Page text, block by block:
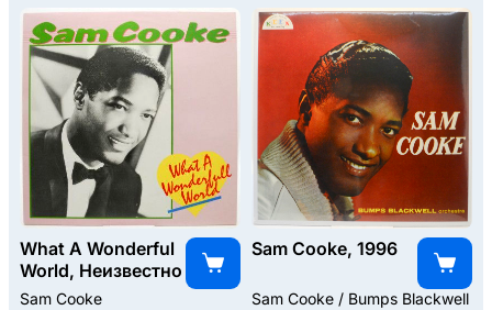
What A Wonderful
World, Неизвестно
Sam Cooke
Sam Cooke, 1996
Sam Cooke / Bumps Blackwell